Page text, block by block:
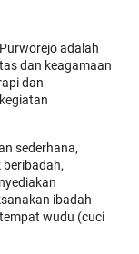
adalah
dan keagamaan
dan
sederhana,
ibadah
wudu (cuci